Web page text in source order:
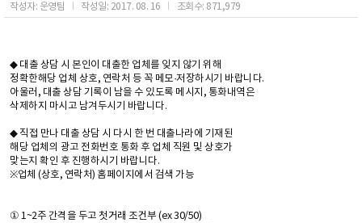
작성자: 운영팀 작성일: 2017. 08. 16 조회수: 871,979
◆ 대출 상담 시 본인이 대출한 업체를 잊지 않기 위해
정확한해당 업체 상호, 연락처 등 꼭 메모·저장하시기 바랍니다.
아울러, 대출 상담 기록이 남을 수 있도록 메시지, 통화내역은
삭제하지 마시고 남겨두시기 바랍니다.
◆ 직접 만나 대출 상담 시 다시 한 번 대출나라에 기재된
해당 업체의 광고 전화번호 통화 후 업체 직원 및 상호가
맞는지 확인 후 진행하시기 바랍니다.
※업체 (상호, 연락처) 홈페이지에서 검색 가능
① 1~2주 간격을 두고 첫거래 조건부 (ex 30/50)